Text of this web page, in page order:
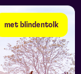
met blindentolk